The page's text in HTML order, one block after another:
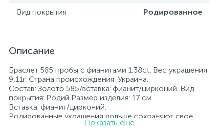
Вид покрытия
Родированное
Описание
Браслет 585 пробы с фианитами 1.38ct. Вес украшения
9,11г. Страна происхождения: Украина.
Состав: Золото 585/вставка: фианит/цирконий. Вид
покрытия: Родий Размер изделия: 17 см
Вставка: фианит/цирконий.
Родированные украшения дольше сохраняют свое
первоначальное состояние, а именно цвет и блеск
Показать еще